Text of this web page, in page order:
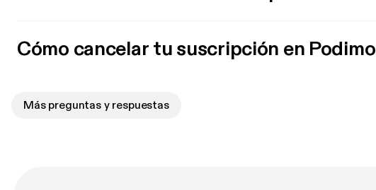
Cómo cancelar tu suscripción en Podimo
Más preguntas y respuestas